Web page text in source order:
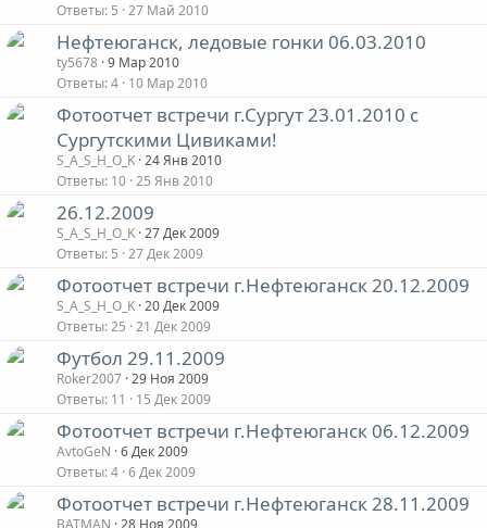
Ответы 5 27 Май 2010
Нефтеюганск, ледовые гонки 06.03.2010
ty5678 9 Мар 2010
Ответы 4 10 Мар 2010
Фотоотчет встречи г.Сургут 23.01.2010 с
Сургутскими Цивиками!
S_A_S_H_O_K 24 Янв 2010
Ответы 10 25 Янв 2010
26.12.2009
S_A_S_H_O_K 27 Дек 2009
Ответы 5 27 Дек 2009
Фотоотчет встречи г.Нефтеюганск 20.12.2009
S_A_S_H_O_K 20 Дек 2009
Ответы 25 21 Дек 2009
Футбол 29.11.2009
Roker2007 29 Ноя 2009
Ответы 11 15 Дек 2009
Фотоотчет встречи г.Нефтеюганск 06.12.2009
AvtoGeN 6 Дек 2009
Ответы 4 6 Дек 2009
Фотоотчет встречи г.Нефтеюганск 28.11.2009
BATMAN 28 Ноя 2009